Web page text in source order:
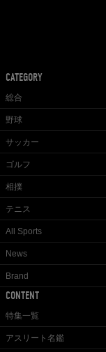
CATEGORY
総合
野球
サッカー
ゴルフ
相撲
テニス
All Sports
News
Brand
CONTENT
特集一覧
アスリート名鑑